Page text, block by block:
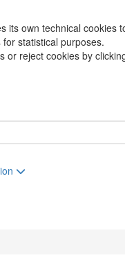
own technical cookies
statistical purposes.
or reject cookies by